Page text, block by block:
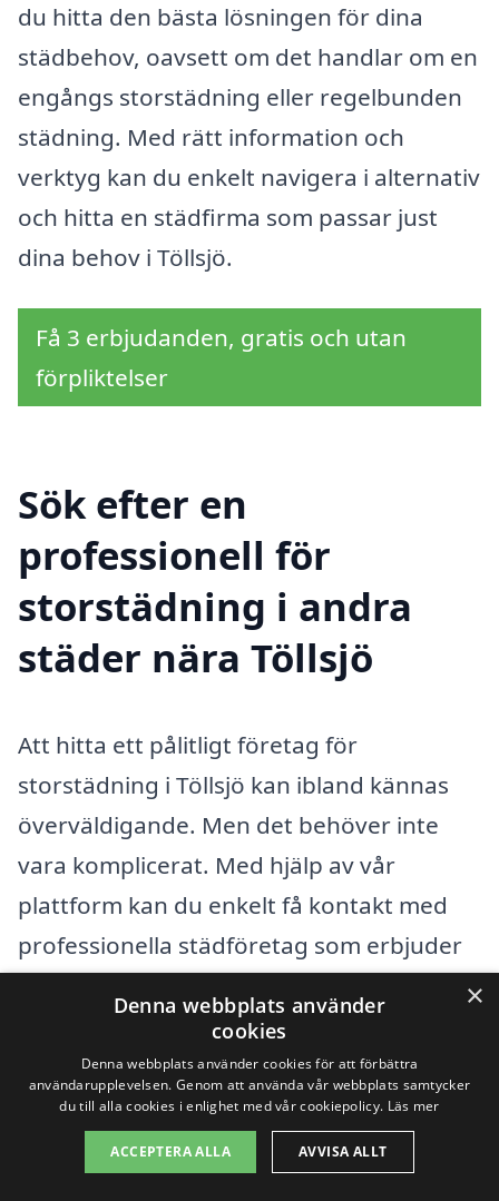
du hitta den bästa lösningen för dina
städbehov, oavsett om det handlar om en
engångs storstädning eller regelbunden
städning. Med rätt information och
verktyg kan du enkelt navigera i alternativ
och hitta en städfirma som passar just
dina behov i Töllsjö.
Få 3 erbjudanden, gratis och utan
förpliktelser
Sök efter en
professionell för
storstädning i andra
städer nära Töllsjö
Att hitta ett pålitligt företag för
storstädning i Töllsjö kan ibland kännas
överväldigande. Men det behöver inte
vara komplicerat. Med hjälp av vår
plattform kan du enkelt få kontakt med
professionella städföretag som erbjuder
städer. Genom att jämföra olika
erbjudanden får du chansen att välja det
som bäst passar dina behov och din
×
Denna webbplats använder
cookies
Denna webbplats använder cookies för att förbättra
användarupplevelsen. Genom att använda vår webbplats samtycker
du till alla cookies i enlighet med vår cookiepolicy. Läs mer
ACCEPTERA ALLA AVVISA ALLT